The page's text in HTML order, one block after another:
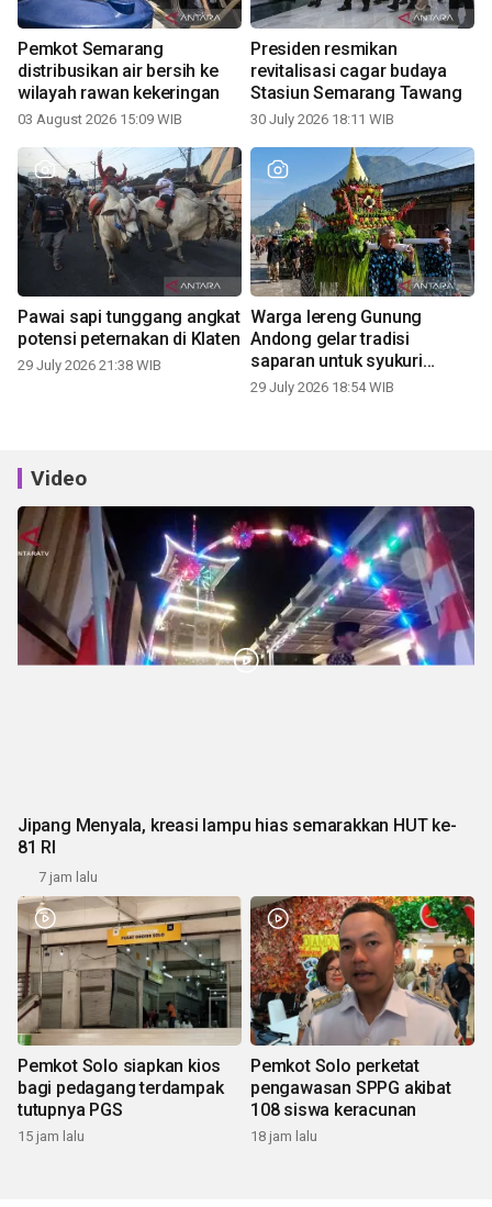
Pemkot Semarang
distribusikan air bersih ke
wilayah rawan kekeringan
03 August 2026 15:09 WIB
Presiden resmikan
revitalisasi cagar budaya
Stasiun Semarang Tawang
30 July 2026 18:11 WIB
Pawai sapi tunggang angkat
potensi peternakan di Klaten
29 July 2026 21:38 WIB
Warga lereng Gunung
Andong gelar tradisi
saparan untuk syukuri
panen
29 July 2026 18:54 WIB
Video
Jipang Menyala, kreasi lampu hias semarakkan HUT ke-
81 RI
7 jam lalu
Pemkot Solo siapkan kios
bagi pedagang terdampak
tutupnya PGS
15 jam lalu
Pemkot Solo perketat
pengawasan SPPG akibat
108 siswa keracunan
18 jam lalu